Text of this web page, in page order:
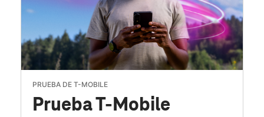
PRUEBA DE T-MOBILE
Prueba T-Mobile